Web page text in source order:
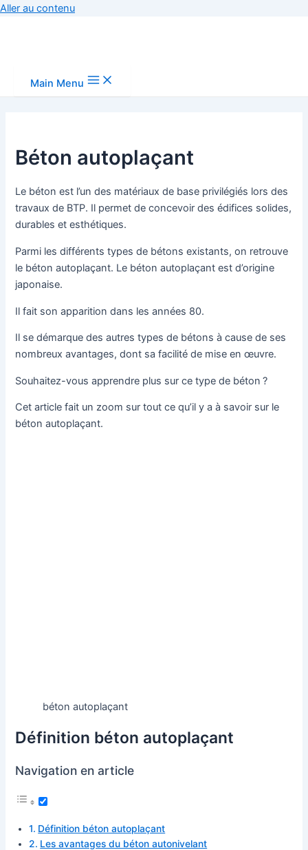
Aller au contenu
Main Menu
Béton autoplaçant
Le béton est l’un des matériaux de base privilégiés lors des
travaux de BTP. Il permet de concevoir des édifices solides,
durables et esthétiques.
Parmi les différents types de bétons existants, on retrouve
le béton autoplaçant. Le béton autoplaçant est d’origine
japonaise.
Il fait son apparition dans les années 80.
Il se démarque des autres types de bétons à cause de ses
nombreux avantages, dont sa facilité de mise en œuvre.
Souhaitez-vous apprendre plus sur ce type de béton ?
Cet article fait un zoom sur tout ce qu’il y a à savoir sur le
béton autoplaçant.
béton autoplaçant
Définition béton autoplaçant
Navigation en article
Définition béton autoplaçant
Les avantages du béton autonivelant